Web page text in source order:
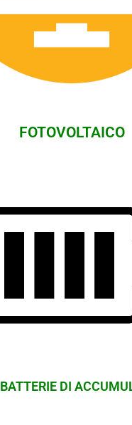
FOTOVOLTAICO
BATTERIE DI